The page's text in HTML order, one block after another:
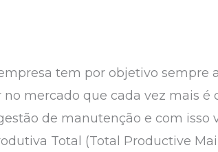
tem por objetivo
mercado que cada vez mais é
de manutenção e com
Total (Total Productive